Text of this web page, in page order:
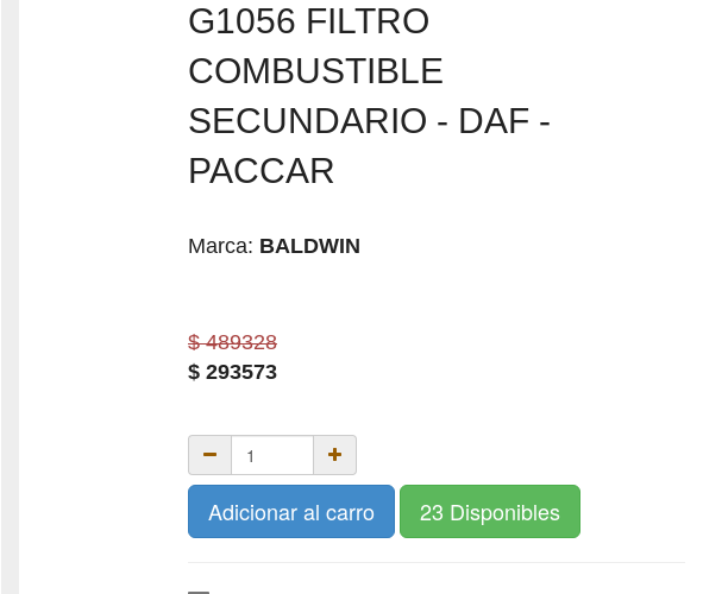
G1056 FILTRO
COMBUSTIBLE
SECUNDARIO - DAF -
PACCAR
Marca: BALDWIN
$ 489328
$ 293573
Adicionar al carro 23 Disponibles